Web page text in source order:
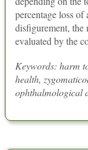
percentage loss
disfigurement, the
evaluated by the
Keywords: harm
health,
ophthalmological